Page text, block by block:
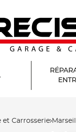
et Carrosserie